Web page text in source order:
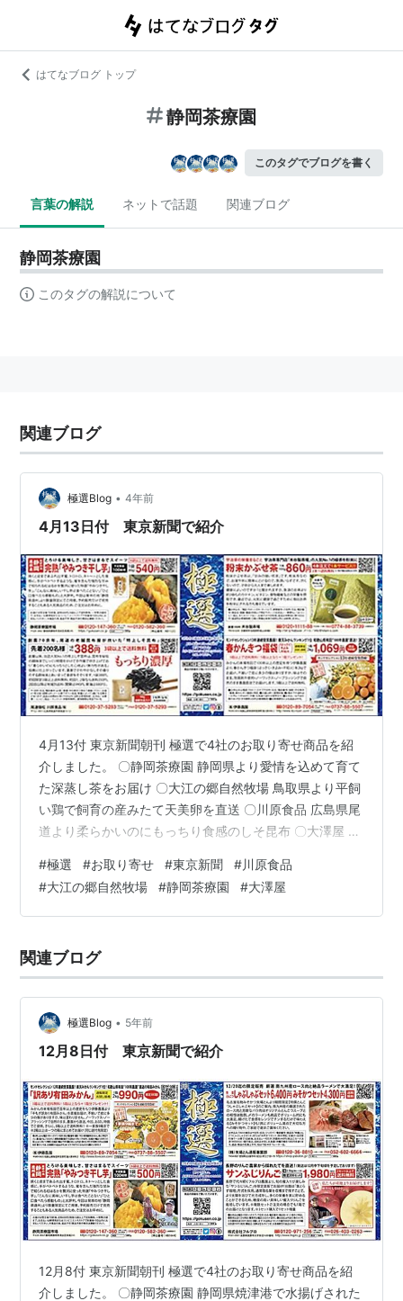
はてなブログ トップ
静岡茶療園
このタグでブログを書く
言葉の解説 ネットで話題 関連ブログ
静岡茶療園
このタグの解説について
関連ブログ
極選Blog • 4年前
4月13日付 東京新聞で紹介
4月13付 東京新聞朝刊 極選で4社のお取り寄せ商品を紹
介しました。 〇静岡茶療園 静岡県より愛情を込めて育て
た深蒸し茶をお届け 〇大江の郷自然牧場 鳥取県より平飼
い鶏で飼育の産みたて天美卵を直送 〇川原食品 広島県尾
道より柔らかいのにもっちり食感のしそ昆布 〇大澤屋 群
選ホームページで商品の詳しい紹介をしています。 クリ
ック！ ↓ 極選ホームページ・・こだわりの逸品を家庭の
食卓へ
#極選 #お取り寄せ #東京新聞 #川原食品
#大江の郷自然牧場 #静岡茶療園 #大澤屋
関連ブログ
極選Blog • 5年前
12月8日付 東京新聞で紹介
12月8付 東京新聞朝刊 極選で4社のお取り寄せ商品を紹
介しました。 〇静岡茶療園 静岡県焼津港で水揚げされた